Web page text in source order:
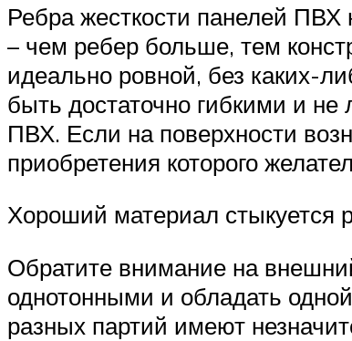
Ребра жесткости панелей ПВХ
– чем ребер больше, тем
идеально ровной, без каких-
быть достаточно гибкими и не
ПВХ. Если на поверхности
приобретения которого
Хороший материал стыкуется
Обратите внимание на
однотонными и обладать
разных партий имеют